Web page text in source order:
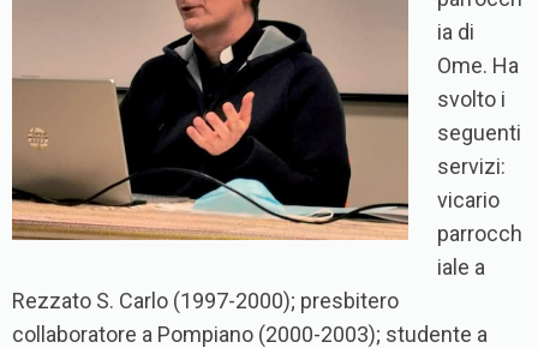
ia di
Ome. Ha
svolto i
seguenti
servizi:
vicario
parrocch
iale a
Rezzato S. Carlo (1997-2000); presbitero
collaboratore a Pompiano (2000-2003); studente a